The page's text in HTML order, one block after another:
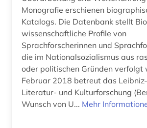
Monografie erschienen
Katalogs. Die Datenbank stellt Biografien und
wissenschaftliche Profile von
Sprachforscherinnen und
die im Nationalsozialismus aus
oder politischen Gründen verfolgt
Februar 2018 betreut das
Literatur- und Kulturforschung
Wunsch von U... Mehr